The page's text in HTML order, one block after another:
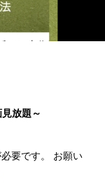
放題～
要です。 お願い